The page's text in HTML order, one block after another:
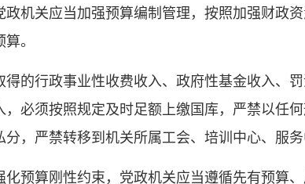
机关应当加强预算编制管理，按照加强财政
。
得的行政事业性收费收入、政府性基金收入、
，必须按照规定及时足额上缴国库，严禁以任
分，严禁转移到机关所属工会、培训中心、服务
预算刚性约束，党政机关应当遵循先有预算